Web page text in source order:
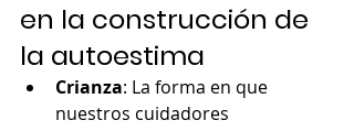
en la construcción de
la autoestima
Crianza: La forma en que
nuestros cuidadores